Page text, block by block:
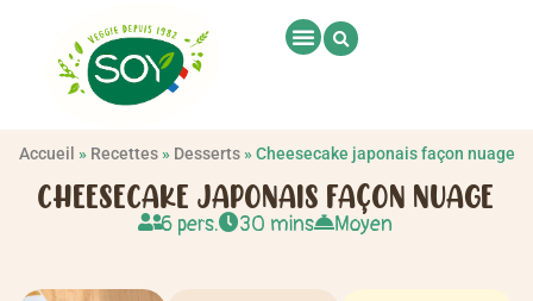
Accueil » Recettes» Desserts» Cheesecake japonais façon nuage
CHEESECAKE JAPONAIS FAÇON NUAGE
6 pers. 30 mins Moyen